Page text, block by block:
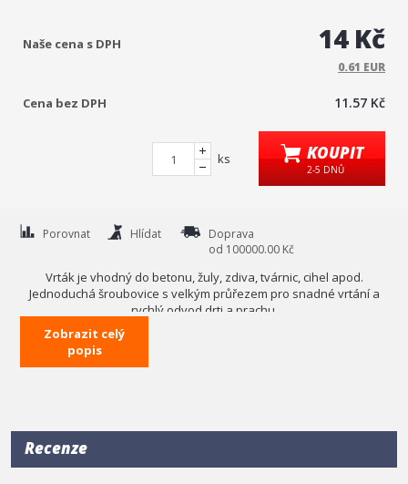
Naše cena s DPH 14 Kč
0.61 EUR
Cena bez DPH 11.57 Kč
ks KOUPIT
2-5 DNŮ
Porovnat Hlídat
Doprava
od 100000.00 Kč
Vrták je vhodný do betonu, žuly, zdiva, tvárnic, cihel apod.
Jednoduchá šroubovice s velkým průřezem pro snadné vrtání a
rychlý odvod drti a prachu.
Karbidový hrot pro razantní průchod vrtáku materiálem.
Technická data
Zobrazit celý
popis
Recenze